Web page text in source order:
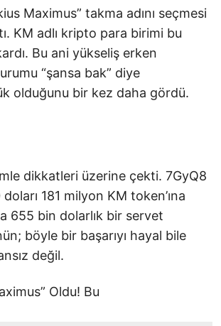
Maximus” takma adını seçmesi
KM adlı kripto para birimi bu
Bu ani yükseliş erken
“şansa bak” diye
olduğunu bir kez daha gördü.
dikkatleri üzerine çekti. 7GyQ8
181 milyon KM token’ına
655 bin dolarlık bir servet
böyle bir başarıyı hayal bile
değil.